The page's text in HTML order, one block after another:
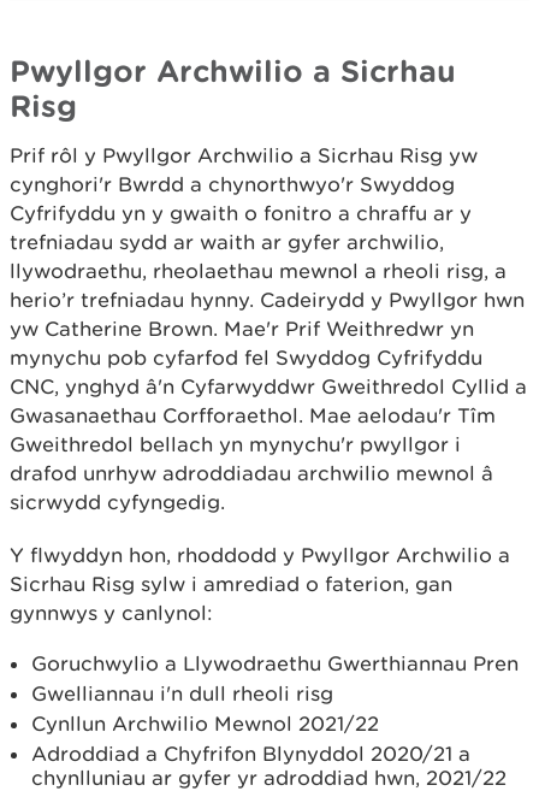
Pwyllgor Archwilio a Sicrhau
Risg
Prif rôl y Pwyllgor Archwilio a Sicrhau Risg yw
cynghori'r Bwrdd a chynorthwyo'r Swyddog
Cyfrifyddu yn y gwaith o fonitro a chraffu ar y
trefniadau sydd ar waith ar gyfer archwilio,
llywodraethu, rheolaethau mewnol a rheoli risg, a
herio’r trefniadau hynny. Cadeirydd y Pwyllgor hwn
yw Catherine Brown. Mae'r Prif Weithredwr yn
mynychu pob cyfarfod fel Swyddog Cyfrifyddu
CNC, ynghyd â'n Cyfarwyddwr Gweithredol Cyllid a
Gwasanaethau Corfforaethol. Mae aelodau'r Tîm
Gweithredol bellach yn mynychu'r pwyllgor i
drafod unrhyw adroddiadau archwilio mewnol â
sicrwydd cyfyngedig.
Y flwyddyn hon, rhoddodd y Pwyllgor Archwilio a
Sicrhau Risg sylw i amrediad o faterion, gan
gynnwys y canlynol:
Goruchwylio a Llywodraethu Gwerthiannau Pren
Gwelliannau i'n dull rheoli risg
Cynllun Archwilio Mewnol 2021/22
Adroddiad a Chyfrifon Blynyddol 2020/21 a
chynlluniau ar gyfer yr adroddiad hwn, 2021/22